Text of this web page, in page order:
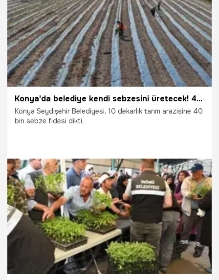
7.07.2026 Gündem
Konya'da belediye kendi sebzesini üretecek! 40 bin fide dikildi
Konya Seydişehir Belediyesi, 10 dekarlık tarım arazisine 40
bin sebze fidesi dikti.
20.06.2026 Konya